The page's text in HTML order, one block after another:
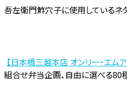
吾左衛門鮓穴子に使用しているネ
【日本橋三越本店 オンリー・エムア
組合せ弁当企画、自由に選べる80